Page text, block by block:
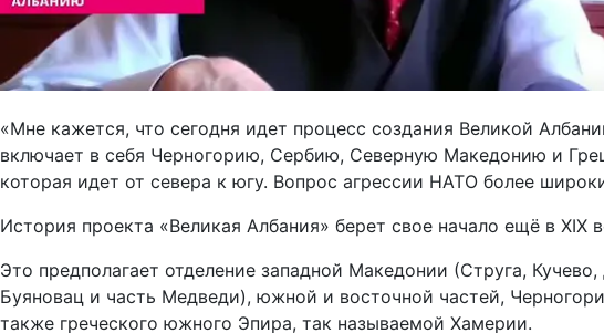
«Мне кажется, что сегодня идет процесс создания Великой
включает в себя Черногорию, Сербию, Северную Македонию и
которая идет от севера к югу. Вопрос агрессии НАТО более
История проекта «Великая Албания» берет свое начало ещё в XIX
Это предполагает отделение западной Македонии (Струга,
Буяновац и часть Медведи), южной и восточной частей,
также греческого южного Эпира, так называемой Хамерии.